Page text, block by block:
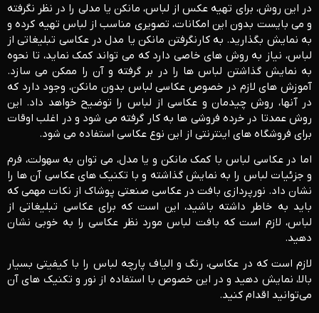
در این روش، برای تهیه عکس از لباس، مانکن یا مدلی را در نظر نگرفته
و می بایست بدون این امکانات، تصویری مناسب از لباس تهیه کرده و
به نمایش بگذارید. به کارنگرفتن مانکن یا مدل در عکاسی تبلیغاتی از
لباس، نیاز به روش های خاصی دارد که می تواند کمک نماید، تا نحوه
به نمایش گذاشتن لباس ها را در بر گرفته و آن را ممکن می سازد.
آموزش های لازم در خصوص عکاسی لباس بدون مانکن، وجود دارد که
در آنها، روش چیدمان و عکاسی از لباس را توضیح خواهد داد. این
روش عمدتا در خرده فروشی ها به کار گرفته می شود و در اغلب اوقات
برای فروشگاه های اینترنتی از این نوع عکاسی استفاده می شود.
اما در عکاسی لباس با کمک مانکن و یا مدل، می توان به سهولت، فرم
و جزئیات لباس را به نمایش گذاشته و با تکنیک های عکاسی آن ها را
نشان داد. نورپردازی بافت در عکاسی صنعتی پوشاک از نکات مهمی که
باید به خاطر داشته باشید، این است که برای عکاسی تبلیغاتی از
لباس، لازم است که بافت لباس مورد نظر عکاسی را به خوبی نشان
دهید.
لازم است که در عکاسی، رنگ و الیاف پارچه لباس را با کیفیتی بسیار
بالا، نمایش دهید و در این خصوص با استفاده از نور و تکنیک های آن
می‌توانید اقدام کنید.